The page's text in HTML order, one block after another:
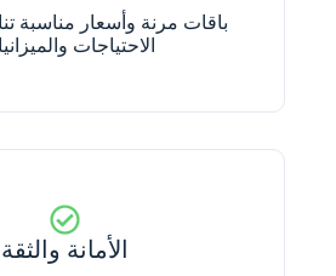
باقات مرنة وأسعار مناسبة
الاحتياجات
الأمانة والثقة